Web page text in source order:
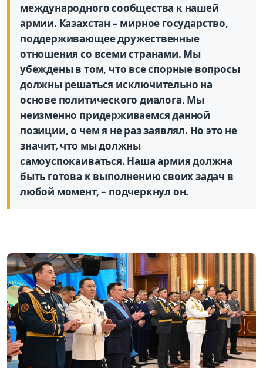
международного сообщества к нашей
армии. Казахстан – мирное государство,
поддерживающее дружественные
отношения со всеми странами. Мы
убеждены в том, что все спорные вопросы
должны решаться исключительно на
основе политического диалога. Мы
неизменно придерживаемся данной
позиции, о чем я не раз заявлял. Но это не
значит, что мы должны
самоуспокаиваться. Наша армия должна
быть готова к выполнению своих задач в
любой момент, – подчеркнул он.